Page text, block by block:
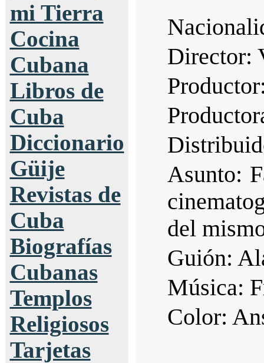
mi Tierra
Cocina
Cubana
Libros de
Cuba
Diccionario
Güije
Revistas de
Cuba
Biografías
Cubanas
Templos
Religiosos
Tarjetas
Director:
Asunto:
del
Guión:
Música:
Color: